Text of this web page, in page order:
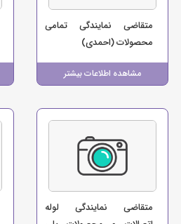
مشاهده اطلاعات بیشتر
متقاضی نمایندگی تمامی
محصولات (احمدی)
متقاضی نمایندگی لوله